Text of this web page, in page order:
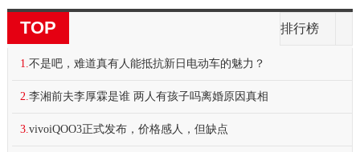
TOP 排行榜
1.不是吧，难道真有人能抵抗新日电动车的魅力？
2.李湘前夫李厚霖是谁 两人有孩子吗离婚原因真相
3.vivoiQOO3正式发布，价格感人，但缺点